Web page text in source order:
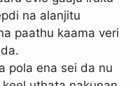
na alanjitu
paathu kaama veri
pola ena sei da nu